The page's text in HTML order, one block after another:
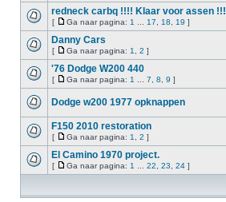
redneck carbq !!!! Klaar voor assen !!!
[ Ga naar pagina: 1 17 18 19 ]
Danny Cars
[ Ga naar pagina: 1 2 ]
'76 Dodge W200 440
[ Ga naar pagina: 1 7 8 9 ]
Dodge w200 1977 opknappen
F150 2010 restoration
[ Ga naar pagina: 1 2 ]
El Camino 1970 project.
[ Ga naar pagina: 1 22 23 24 ]